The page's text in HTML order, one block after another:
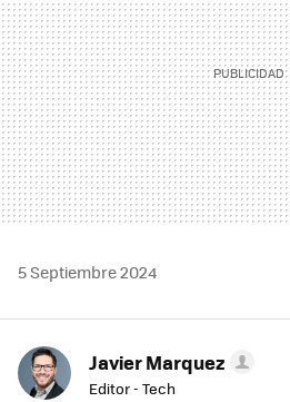
5 Septiembre 2024
Javier Marquez
Editor - Tech